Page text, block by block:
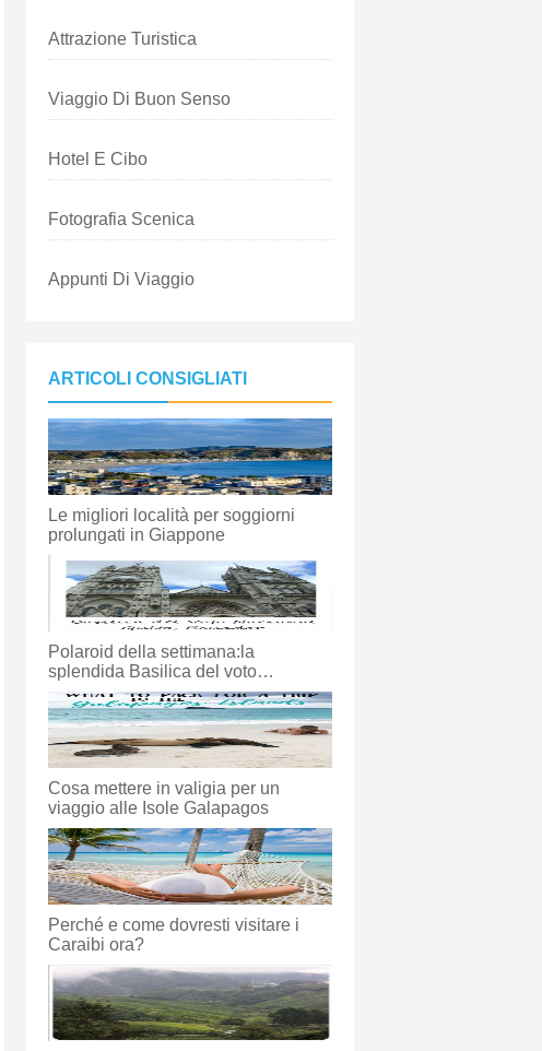
Attrazione Turistica
Viaggio Di Buon Senso
Hotel E Cibo
Fotografia Scenica
Appunti Di Viaggio
ARTICOLI CONSIGLIATI
Le migliori località per soggiorni
prolungati in Giappone
Polaroid della settimana:la
splendida Basilica del voto
nazionale di Quito
Cosa mettere in valigia per un
viaggio alle Isole Galapagos
Perché e come dovresti visitare i
Caraibi ora?